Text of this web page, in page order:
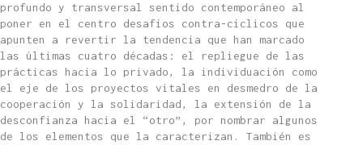
profundo y transversal sentido contemporáneo al
poner en el centro desafíos contra-cíclicos que
apunten a revertir la tendencia que han marcado
las últimas cuatro décadas: el repliegue de las
prácticas hacia lo privado, la individuación como
el eje de los proyectos vitales en desmedro de la
cooperación y la solidaridad, la extensión de la
desconfianza hacia el “otro”, por nombrar algunos
de los elementos que la caracterizan. También es